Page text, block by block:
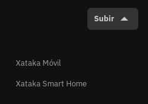
Subir
Xataka Móvil
Xataka Smart Home